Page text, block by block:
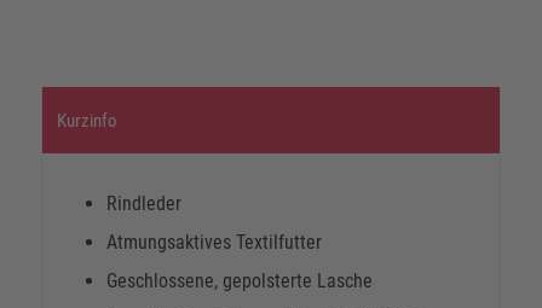
Kurzinfo
Rindleder
Atmungsaktives Textilfutter
Geschlossene, gepolsterte Lasche